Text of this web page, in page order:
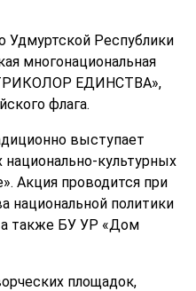
Удмуртской Республики
многонациональная
ЕДИНСТВА»,
флага.
выступает
культурных
Акция проводится при
национальной политики
а также БУ УР «Дом
площадок,